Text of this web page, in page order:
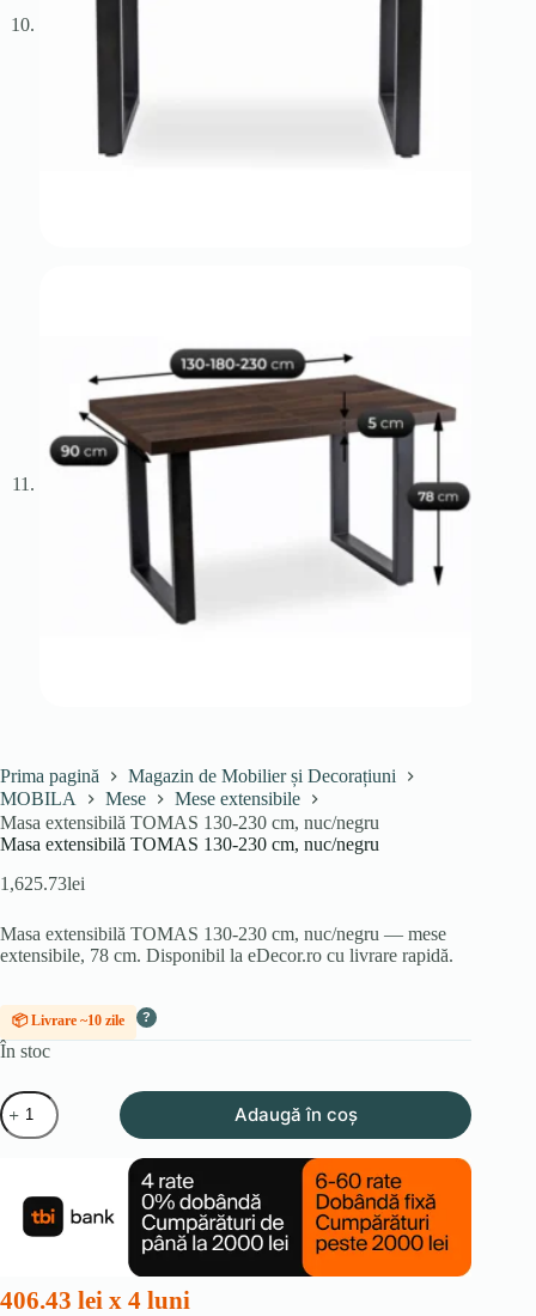
Prima pagină
Magazin de Mobilier și Decorațiuni
MOBILA
Mese
Mese extensibile
Masa extensibilă TOMAS 130-230 cm, nuc/negru
Masa extensibilă TOMAS 130-230 cm, nuc/negru
1,625.73lei
Masa extensibilă TOMAS 130-230 cm, nuc/negru — mese
extensibile, 78 cm. Disponibil la eDecor.ro cu livrare rapidă.
📦 Livrare ~10 zile ?
În stoc
Cantitate
Masa
extensibilă
230
nuc/negru
Adaugă în coș
406.43 lei x 4 luni